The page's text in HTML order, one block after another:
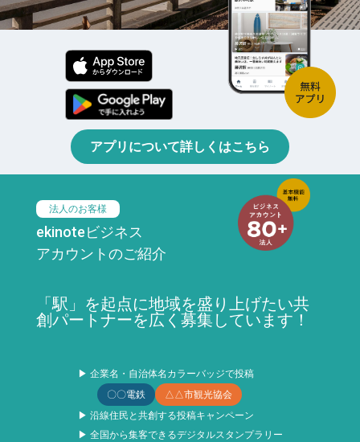
アプリについて詳しくはこちら
法人のお客様
ekinoteビジネス
アカウントのご紹介
「駅」を起点に地域を盛り上げたい共
創パートナーを広く募集しています！
▶ 企業名・自治体名カラーバッジで投稿
〇〇電鉄
△△市観光協会
▶ 沿線住民と共創する投稿キャンペーン
▶ 全国から集客できるデジタルスタンプラリー